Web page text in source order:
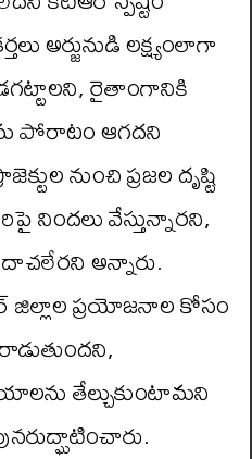
అర్జునుడి లక్ష్యంలాగా
రైతాంగానికి
పోరాటం ఆగదని
నుంచి ప్రజల దృష్టి
నిందలు వేస్తున్నారని,
అన్నారు.
జిల్లాల ప్రయోజనాల కోసం
తేల్చుకుంటామని